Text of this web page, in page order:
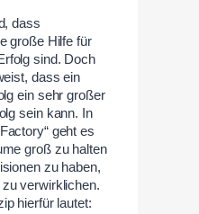
dass
große Hilfe für
sind. Doch
dass ein
ein sehr großer
sein kann. In
geht es
groß zu halten
zu haben,
verwirklichen.
hierfür lautet: